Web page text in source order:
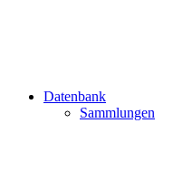
Datenbank
Sammlungen